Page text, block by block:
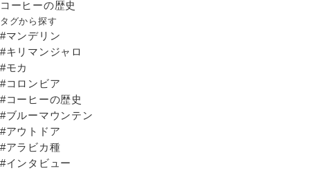
コーヒーの歴史
タグから探す
#マンデリン
#キリマンジャロ
#モカ
#コロンビア
#コーヒーの歴史
#ブルーマウンテン
#アウトドア
#アラビカ種
#インタビュー